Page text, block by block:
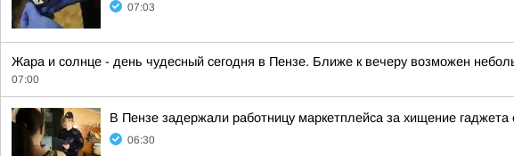
07:03
Жара и солнце - день чудесный сегодня в Пензе. Ближе к вечеру возможен
07:00
В Пензе задержали работницу маркетплейса за хищение
06:30